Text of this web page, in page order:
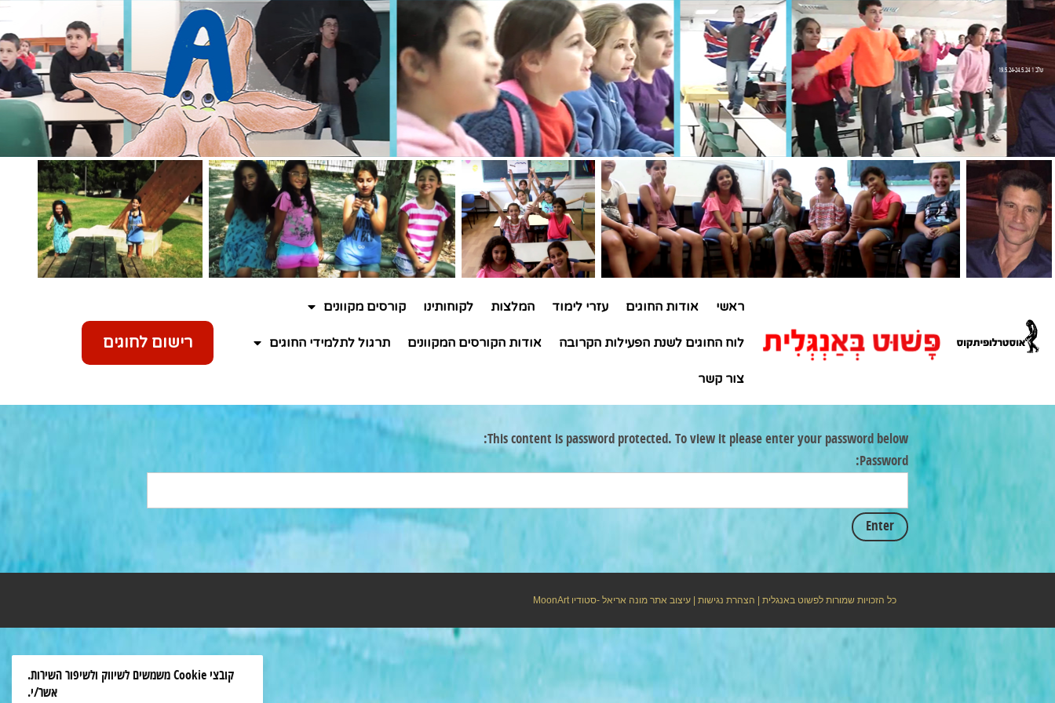
שלב 1 19.5.24-24.5.24
ראשי אודות החוגים עזרי לימוד המלצות לקוחותינו קורסים מקוונים
לוח החוגים לשנת הפעילות הקרובה אודות הקורסים המקוונים תרגול לתלמידי החוגים
צור קשר
רישום לחוגים
This content is password protected. To view it please enter your password below:
Password:
כל הזכויות שמורות לפשוט באנגלית | הצהרת נגישות | עיצוב אתר מונה אריאל -סטודיוMoonArt
קובצי Cookie משמשים לשיווק ולשיפור השירות.
אשר/י.